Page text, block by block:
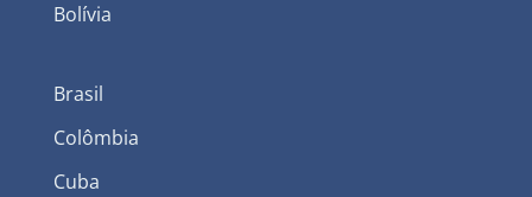
Bolívia
Brasil
Colômbia
Cuba